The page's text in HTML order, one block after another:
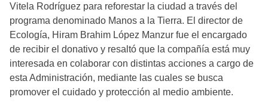
Vitela Rodríguez para reforestar la ciudad a través del
programa denominado Manos a la Tierra. El director de
Ecología, Hiram Brahim López Manzur fue el encargado
de recibir el donativo y resaltó que la compañía está muy
interesada en colaborar con distintas acciones a cargo de
esta Administración, mediante las cuales se busca
promover el cuidado y protección al medio ambiente.